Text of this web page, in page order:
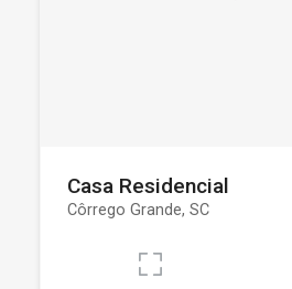
Casa Residencial
Côrrego Grande, SC